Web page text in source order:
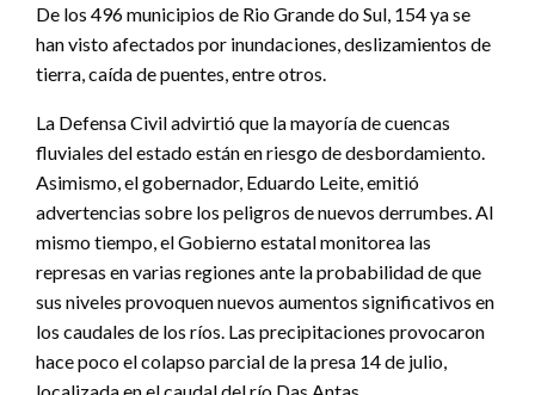
De los 496 municipios de Rio Grande do Sul, 154 ya se
han visto afectados por inundaciones, deslizamientos de
tierra, caída de puentes, entre otros.
La Defensa Civil advirtió que la mayoría de cuencas
fluviales del estado están en riesgo de desbordamiento.
Asimismo, el gobernador, Eduardo Leite, emitió
advertencias sobre los peligros de nuevos derrumbes. Al
mismo tiempo, el Gobierno estatal monitorea las
represas en varias regiones ante la probabilidad de que
sus niveles provoquen nuevos aumentos significativos en
los caudales de los ríos. Las precipitaciones provocaron
hace poco el colapso parcial de la presa 14 de julio,
localizada en el caudal del río Das Antas.